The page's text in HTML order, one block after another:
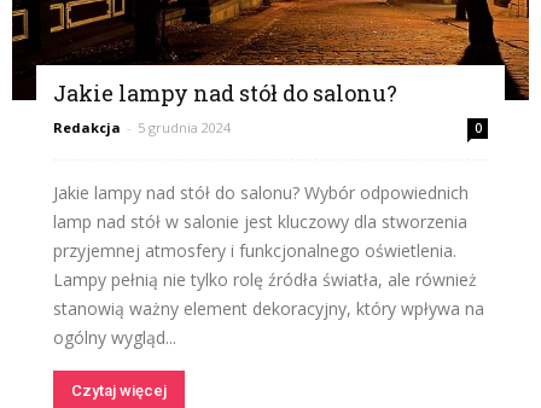
Jakie lampy nad stół do salonu?
Redakcja - 5 grudnia 2024 0
Jakie lampy nad stół do salonu? Wybór odpowiednich
lamp nad stół w salonie jest kluczowy dla stworzenia
przyjemnej atmosfery i funkcjonalnego oświetlenia.
Lampy pełnią nie tylko rolę źródła światła, ale również
stanowią ważny element dekoracyjny, który wpływa na
ogólny wygląd...
Czytaj więcej